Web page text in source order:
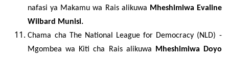
nafasi ya Makamu wa Rais alikuwa Mheshimiwa Evaline
Wilbard Munisi.
Chama cha The National League for Democracy (NLD) -
Mgombea wa Kiti cha Rais alikuwa
Mheshimiwa
Doyo